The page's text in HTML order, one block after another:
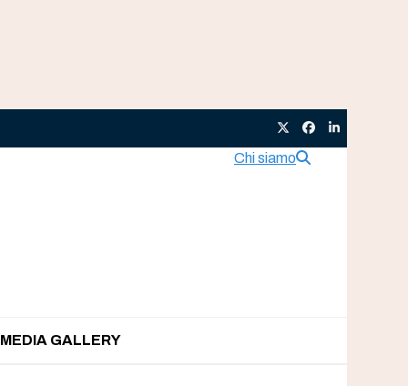
TwitterFacebook
LinkedIn
Chi siamo
MEDIA GALLERY